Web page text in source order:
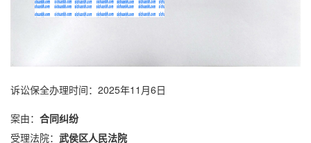
诉讼保全办理时间：2025年11月6日
案由： 合同纠纷
受理法院： 武侯区人民法院